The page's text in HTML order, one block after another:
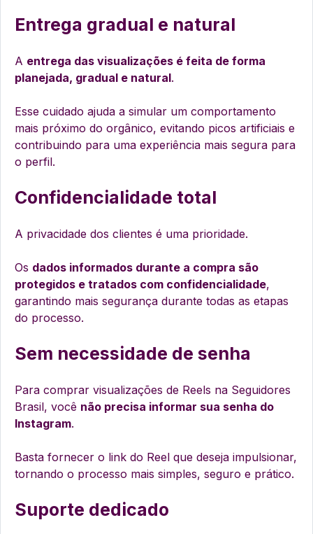
Entrega gradual e natural
A entrega das visualizações é feita de forma
planejada, gradual e natural.
Esse cuidado ajuda a simular um comportamento
mais próximo do orgânico, evitando picos artificiais e
contribuindo para uma experiência mais segura para
o perfil.
Confidencialidade total
A privacidade dos clientes é uma prioridade.
Os dados informados durante a compra são
protegidos e tratados com confidencialidade,
garantindo mais segurança durante todas as etapas
do processo.
Sem necessidade de senha
Para comprar visualizações de Reels na Seguidores
Brasil, você não precisa informar sua senha do
Instagram.
Basta fornecer o link do Reel que deseja impulsionar,
tornando o processo mais simples, seguro e prático.
Suporte dedicado